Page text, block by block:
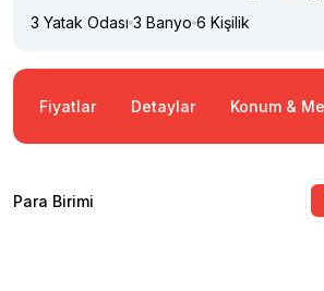
3 Yatak Odası 3 Banyo 6 Kişilik
Fiyatlar Detaylar Konum &
Para Birimi